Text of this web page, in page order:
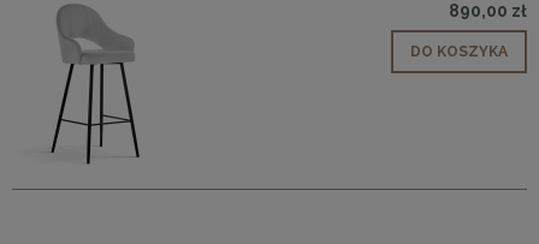
890,00 zł
DO KOSZYKA